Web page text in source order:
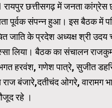
छत्तीसगढ़ में जनता
पूर्वक संपन्न हुआ। इस बैठक में
जाति के प्रदेश अध्यक्ष श्री
लिया। बैठक का संचालन
हरवंश, गणेश पात्रे, सुजीत
बंजारे,दतीचंद ओगरे, वारामग
रहे ।